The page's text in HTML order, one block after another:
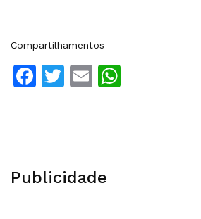
Compartilhamentos
Facebook
Twitter
Email
Publicidade